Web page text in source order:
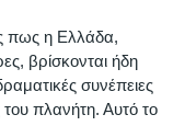
πως η Ελλάδα,
βρίσκονται ήδη
συνέπειες
πλανήτη. Αυτό το